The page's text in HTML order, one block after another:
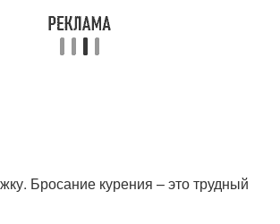
Бросание курения – это трудный